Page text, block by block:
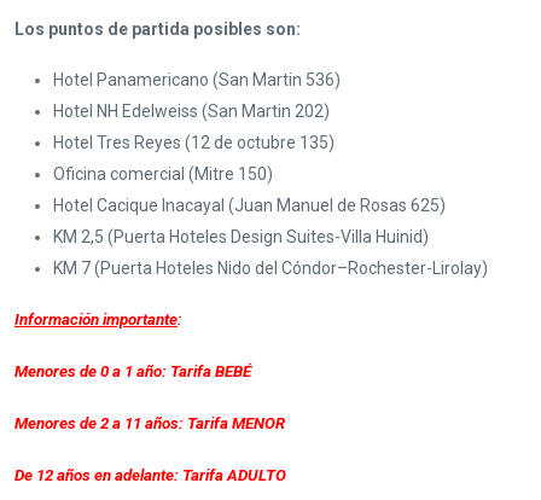
Los puntos de partida posibles son:
Hotel Panamericano (San Martin 536)
Hotel NH Edelweiss (San Martin 202)
Hotel Tres Reyes (12 de octubre 135)
Oficina comercial (Mitre 150)
Hotel Cacique Inacayal (Juan Manuel de Rosas 625)
KM 2,5 (Puerta Hoteles Design Suites-Villa Huinid)
KM 7 (Puerta Hoteles Nido del Cóndor–Rochester-Lirolay)
Información importante:
Menores de 0 a 1 año: Tarifa BEBÉ
Menores de 2 a 11 años: Tarifa MENOR
De 12 años en adelante: Tarifa ADULTO